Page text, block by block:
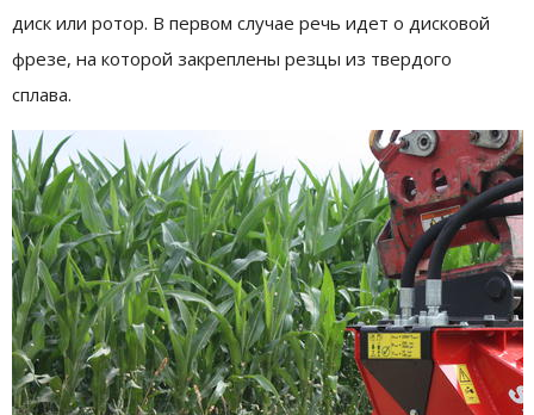
диск или ротор. В первом случае речь идет о дисковой
фрезе, на которой закреплены резцы из твердого
сплава.